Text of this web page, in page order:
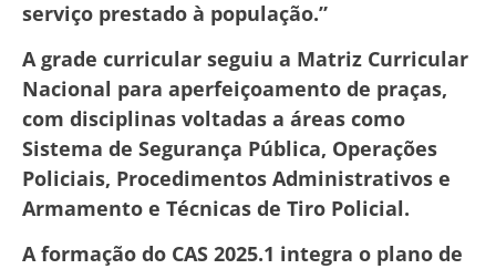
serviço prestado à população.”
A grade curricular seguiu a Matriz Curricular
Nacional para aperfeiçoamento de praças,
com disciplinas voltadas a áreas como
Sistema de Segurança Pública, Operações
Policiais, Procedimentos Administrativos e
Armamento e Técnicas de Tiro Policial.
A formação do CAS 2025.1 integra o plano de